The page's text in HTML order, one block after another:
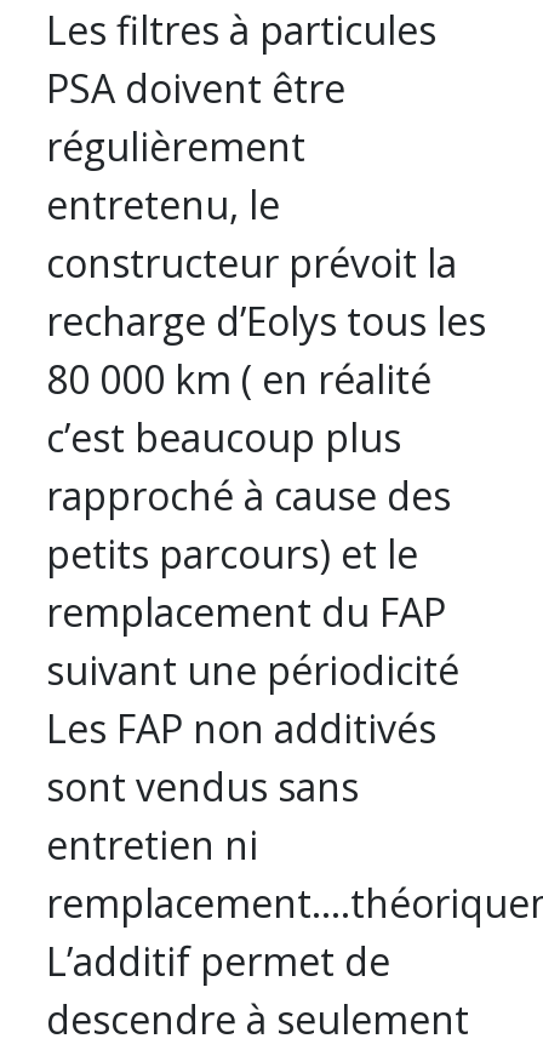
Les filtres à particules
PSA doivent être
régulièrement
entretenu, le
constructeur prévoit la
recharge d’Eolys tous les
80 000 km ( en réalité
c’est beaucoup plus
rapproché à cause des
petits parcours) et le
remplacement du FAP
suivant une périodicité
Les FAP non additivés
sont vendus sans
entretien ni
L’additif permet de
descendre à seulement